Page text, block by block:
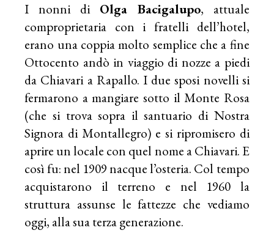
I nonni di Olga Bacigalupo, attuale
comproprietaria con i fratelli dell’hotel,
erano una coppia molto semplice che a fine
Ottocento andò in viaggio di nozze a piedi
da Chiavari a Rapallo. I due sposi novelli si
fermarono a mangiare sotto il Monte Rosa
(che si trova sopra il santuario di Nostra
Signora di Montallegro) e si ripromisero di
aprire un locale con quel nome a Chiavari. E
così fu: nel 1909 nacque l’osteria. Col tempo
acquistarono il terreno e nel 1960 la
struttura assunse le fattezze che vediamo
oggi, alla sua terza generazione.